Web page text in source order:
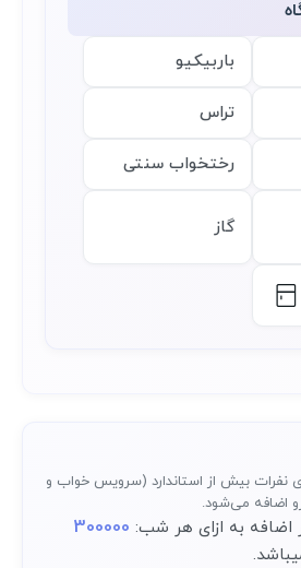
باربیکیو
تراس
رختخواب سنتی
گاز
نفرات بیش از استاندارد (سرویس خواب و
اضافه می‌شود.
اضافه به ازای هر شب: